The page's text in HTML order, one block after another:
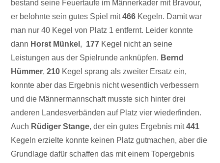
bestand seine Feuertaufe im Männerkader mit Bravour,
er belohnte sein gutes Spiel mit466 Kegeln. Damit war
man nur 40 Kegel von Platz 1 entfernt. Leider konnte
dann Horst Münkel , 177 Kegel nicht an seine
Leistungen aus der Spielrunde anknüpfen. Bernd
Hümmer,210 Kegel sprang als zweiter Ersatz ein,
konnte aber das Ergebnis nicht wesentlich verbessern
und die Männermannschaft musste sich hinter drei
anderen Landesverbänden auf Platz vier wiederfinden.
Auch Rüdiger Stange, der ein gutes Ergebnis mit441
Kegeln erzielte konnte keinen Platz gutmachen, aber die
Grundlage dafür schaffen das mit einem Topergebnis